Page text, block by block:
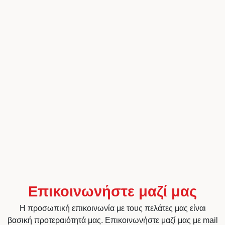
Επικοινωνήστε μαζί μας
Η προσωπική επικοινωνία με τους πελάτες μας είναι
βασική προτεραιότητά μας. Επικοινωνήστε μαζί μας με mail